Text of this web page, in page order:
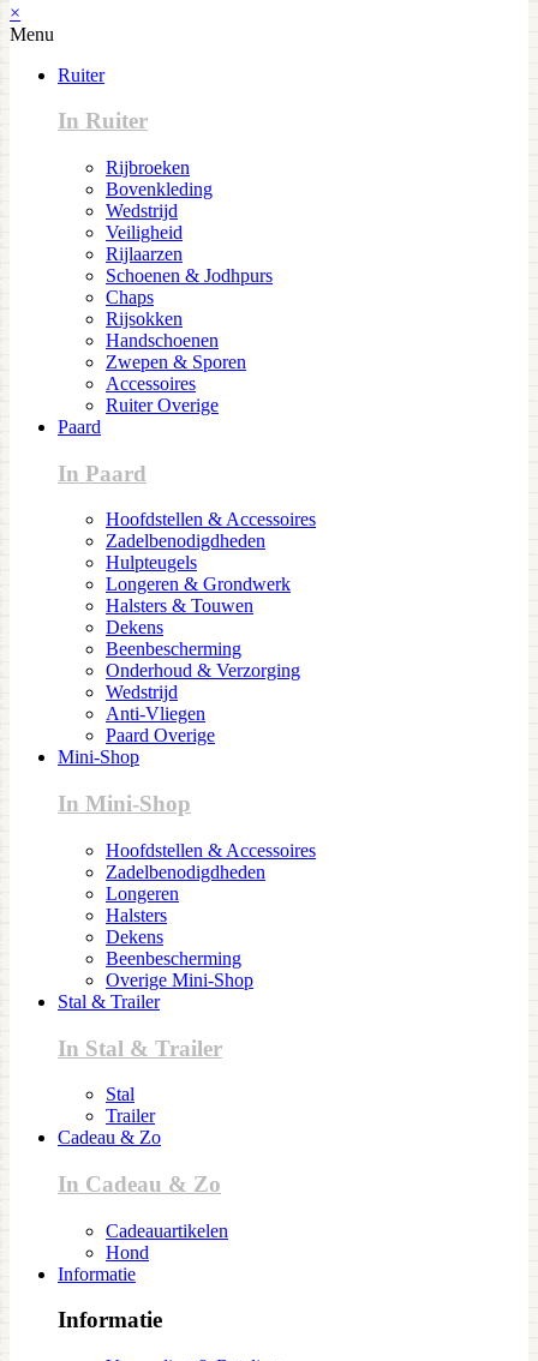
×
Menu
Ruiter
In Ruiter
Rijbroeken
Bovenkleding
Wedstrijd
Veiligheid
Rijlaarzen
Schoenen & Jodhpurs
Chaps
Rijsokken
Handschoenen
Zwepen & Sporen
Accessoires
Ruiter Overige
Paard
In Paard
Hoofdstellen & Accessoires
Zadelbenodigdheden
Hulpteugels
Longeren & Grondwerk
Halsters & Touwen
Dekens
Beenbescherming
Onderhoud & Verzorging
Wedstrijd
Anti-Vliegen
Paard Overige
Mini-Shop
In Mini-Shop
Hoofdstellen & Accessoires
Zadelbenodigdheden
Longeren
Halsters
Dekens
Beenbescherming
Overige Mini-Shop
Stal & Trailer
In Stal & Trailer
Stal
Trailer
Cadeau & Zo
In Cadeau & Zo
Cadeauartikelen
Hond
Informatie
Informatie